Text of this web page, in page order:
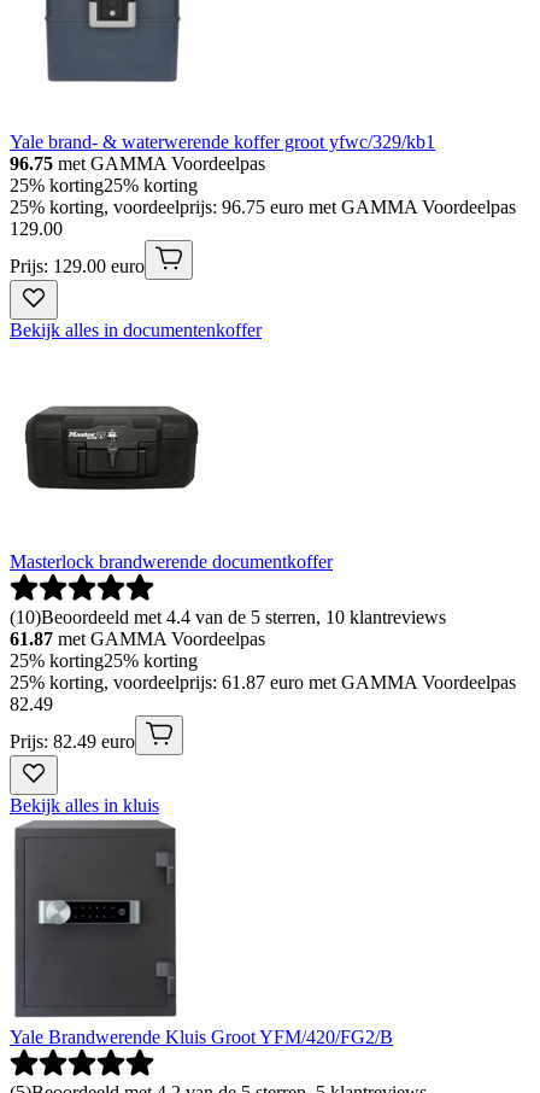
Yale brand- & waterwerende koffer groot yfwc/329/kb1
96.75 met GAMMA Voordeelpas
25% korting25% korting
25% korting, voordeelprijs: 96.75 euro met GAMMA Voordeelpas
129.00
Prijs: 129.00 euro
Bekijk alles in documentenkoffer
Masterlock brandwerende documentkoffer
(10)Beoordeeld met 4.4 van de 5 sterren, 10 klantreviews
61.87 met GAMMA Voordeelpas
25% korting25% korting
25% korting, voordeelprijs: 61.87 euro met GAMMA Voordeelpas
82.49
Prijs: 82.49 euro
Bekijk alles in kluis
Yale Brandwerende Kluis Groot YFM/420/FG2/B